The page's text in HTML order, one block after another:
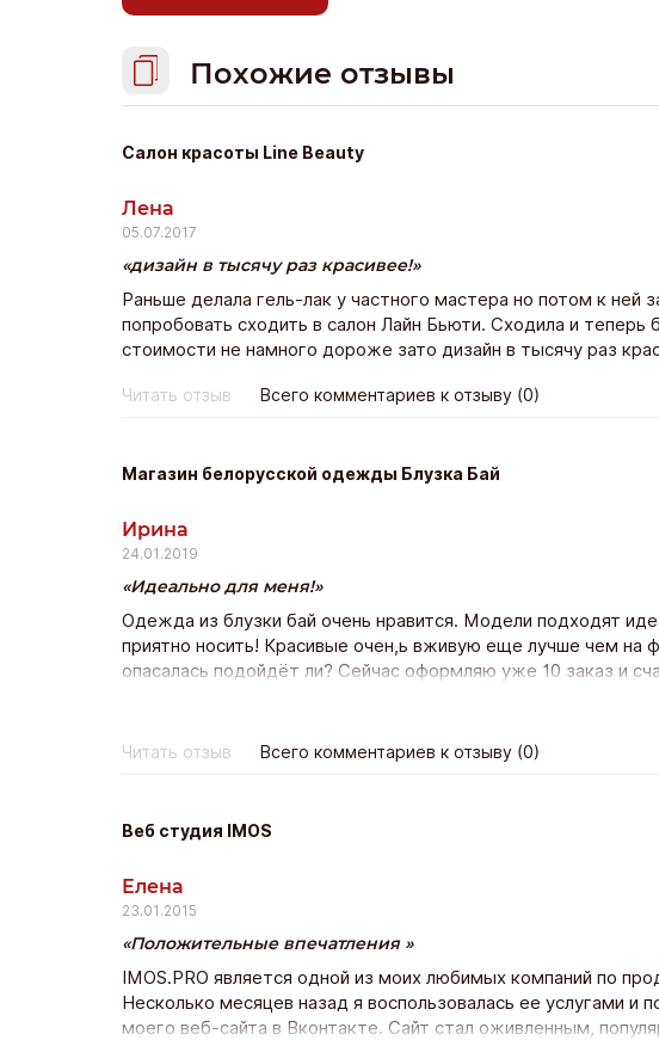
Похожие отзывы
Салон красоты Line Beauty
Лена
05.07.2017
дизайн в тысячу раз красивее!
Раньше делала гель-лак у частного мастера но потом к ней
попробовать сходить в салон Лайн Бьюти. Сходила и теперь
стоимости не намного дороже зато дизайн в тысячу раз
Читать отзыв Всего комментариев к отзыву (0)
Магазин белорусской одежды Блузка Бай
Ирина
24.01.2019
Идеально для меня!
Одежда из блузки бай очень нравится. Модели подходят
приятно носить! Красивые очен,ь вживую еще лучше чем на
опасалась подойдёт ли? Сейчас оформляю уже 10 заказ и
Читать отзыв
Всего комментариев к отзыву (0)
Веб студия IMOS
Елена
23.01.2015
Положительные впечатления
IMOS.PRO является одной из моих любимых компаний по
Несколько месяцев назад я воспользовалась ее услугами и
моего веб-сайта в Вконтакте. Сайт стал оживленным,